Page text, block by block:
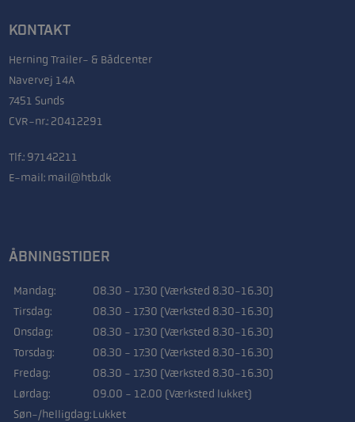
KONTAKT
Herning Trailer- & Bådcenter
Navervej 14A
7451 Sunds
CVR-nr.: 20412291
Tlf.: 97142211
E-mail: mail@htb.dk
ÅBNINGSTIDER
Mandag:
08.30 - 17.30 (Værksted 8.30-16.30)
Tirsdag:
08.30 - 17.30 (Værksted 8.30-16.30)
Onsdag:
08.30 - 17.30 (Værksted 8.30-16.30)
Torsdag:
08.30 - 17.30 (Værksted 8.30-16.30)
Fredag:
08.30 - 17.30 (Værksted 8.30-16.30)
Lørdag:
09.00 - 12.00 (Værksted lukket)
Søn-/helligdag:Lukket